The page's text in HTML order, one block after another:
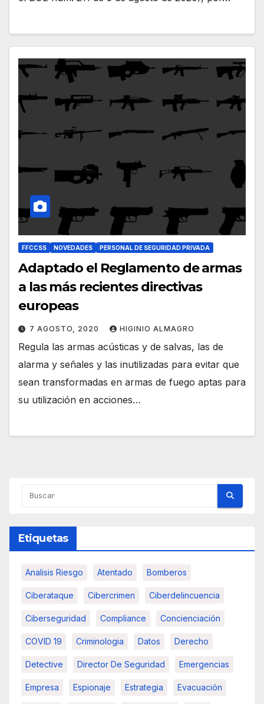
FFCCSS NOVEDADES PERSONAL DE SEGURIDAD PRIVADA
Adaptado el Reglamento de armas
a las más recientes directivas
europeas
7 AGOSTO, 2020 HIGINIO ALMAGRO
Regula las armas acústicas y de salvas, las de
alarma y señales y las inutilizadas para evitar que
sean transformadas en armas de fuego aptas para
su utilización en acciones…
Etiquetas
Analisis Riesgo Atentado Bomberos
Ciberataque Cibercrimen Ciberdelincuencia
Ciberseguridad Compliance Concienciación
COVID 19 Criminologia Datos Derecho
Detective Director De Seguridad Emergencias
Empresa Espionaje Estrategia Evacuación